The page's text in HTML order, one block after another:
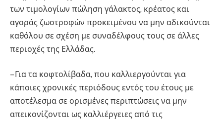
των τιμολογίων πώληση γάλακτος, κρέατος και
αγοράς ζωοτροφών προκειμένου να μην αδικούνται
καθόλου σε σχέση με συναδέλφους τους σε άλλες
περιοχές της Ελλάδας.
– Για τα κοφτολίβαδα, που καλλιεργούνται για
κάποιες χρονικές περιόδους εντός του έτους με
αποτέλεσμα σε ορισμένες περιπτώσεις να μην
απεικονίζονται ως καλλιέργειες από τις